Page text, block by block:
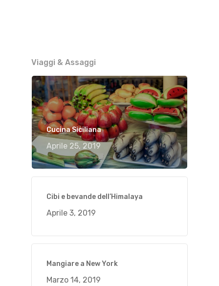
Viaggi & Assaggi
Cucina Siciliana
Aprile 25, 2019
Cibi e bevande dell’Himalaya
Aprile 3, 2019
Mangiare a New York
Marzo 14, 2019